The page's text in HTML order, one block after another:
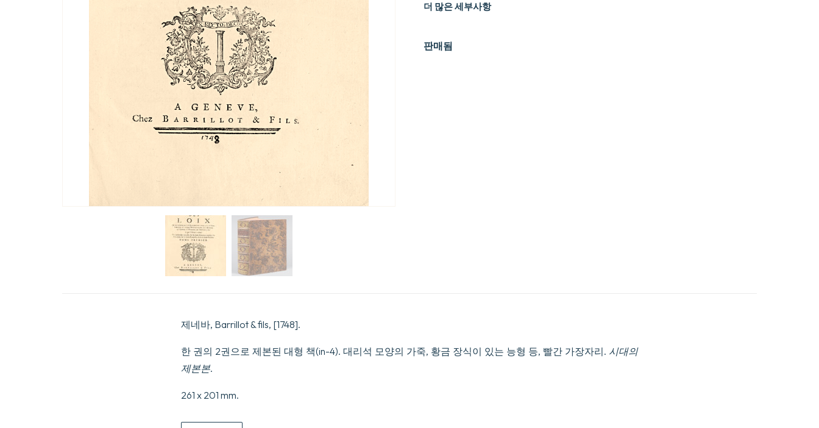
판매됨
더 많은 세부사항
제네바, Barrillot & fils, [1748].
한 권의 2권으로 제본된 대형 책(in-4). 대리석 모양의 가죽, 황금 장식이 있는 능형 등, 빨간 가장자리. 시대의
제본본.
261 x 201 mm.